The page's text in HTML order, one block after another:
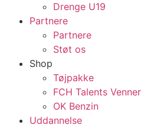
Drenge U19
Partnere
Partnere
Støt os
Shop
Tøjpakke
FCH Talents Venner
OK Benzin
Uddannelse